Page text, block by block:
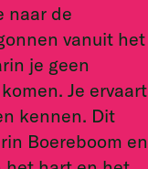
naar de
vanuit het
je geen
Je ervaart
kennen. Dit
Boereboom en